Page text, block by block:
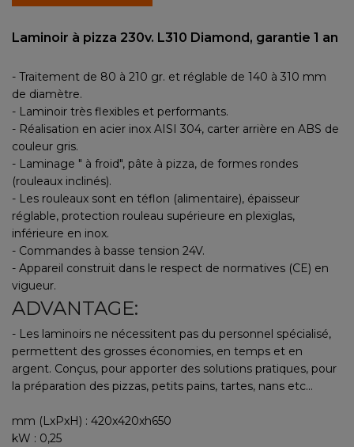
Laminoir à pizza 230v. L310 Diamond, garantie 1 an
- Traitement de 80 à 210 gr. et réglable de 140 à 310 mm
de diamètre.
- Laminoir très flexibles et performants.
- Réalisation en acier inox AISI 304, carter arrière en ABS de
couleur gris.
- Laminage " à froid", pâte à pizza, de formes rondes
(rouleaux inclinés).
- Les rouleaux sont en téflon (alimentaire), épaisseur
réglable, protection rouleau supérieure en plexiglas,
inférieure en inox.
- Commandes à basse tension 24V.
- Appareil construit dans le respect de normatives (CE) en
vigueur.
ADVANTAGE:
- Les laminoirs ne nécessitent pas du personnel spécialisé,
permettent des grosses économies, en temps et en
argent. Conçus, pour apporter des solutions pratiques, pour
la préparation des pizzas, petits pains, tartes, nans etc...
mm (LxPxH) : 420x420xh650
kW : 0,25